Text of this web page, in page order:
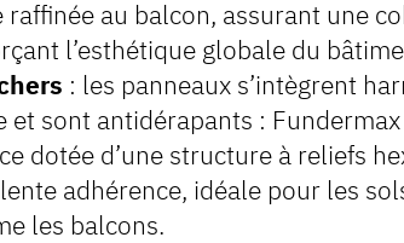
raffinée au balcon, assurant une
l’esthétique globale du
: les panneaux s’intègrent
et sont antidérapants :
dotée d’une structure à reliefs
adhérence, idéale pour les
les balcons.